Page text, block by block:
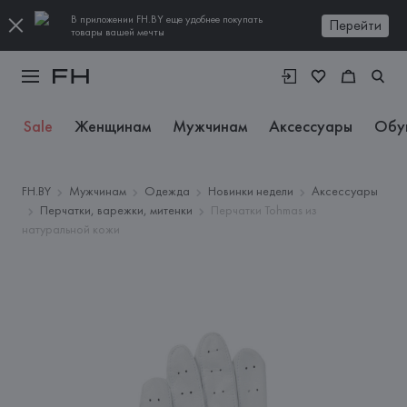
В приложении FH.BY еще удобнее покупать
товары вашей мечты
Перейти
Sale Женщинам Мужчинам Аксессуары
FH.BY Мужчинам Одежда Новинки недели
Аксессуары
Перчатки, варежки, митенки
Перчатки Tohmas из
натуральной кожи